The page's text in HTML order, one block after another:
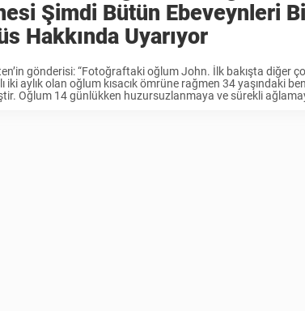
Şimdi Bütün Ebeveynleri
Hakkında Uyarıyor
gönderisi: “Fotoğraftaki oğlum John. İlk bakışta diğer
iki aylık olan oğlum kısacık ömrüne rağmen 34 yaşındaki
Oğlum 14 günlükken huzursuzlanmaya ve sürekli